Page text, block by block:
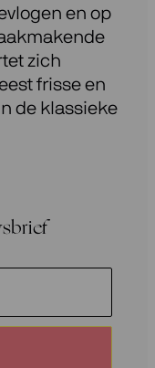
en op
zich
frisse en
de klassieke